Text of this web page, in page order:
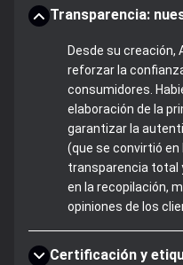
Transparencia:
Desde su creación,
reforzar la
consumidores.
elaboración de la
garantizar la
(que se convirtió en
transparencia total
en la recopilación,
opiniones de los
Certificación y